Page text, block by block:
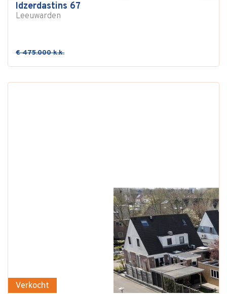
Idzerdastins 67
Leeuwarden
€ 475.000 k.k.
Verkocht